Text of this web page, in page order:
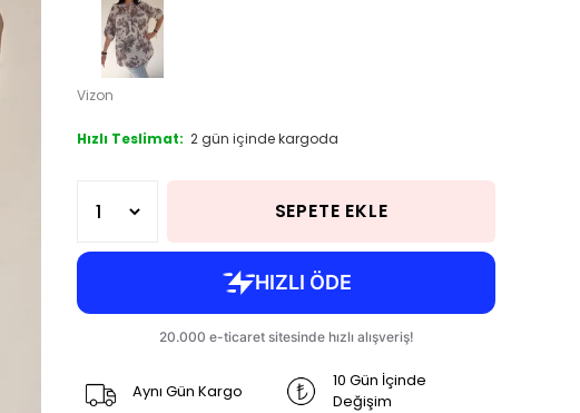
Vizon
Hızlı Teslimat: 2 gün içinde kargoda
SEPETE EKLE
Aynı Gün Kargo
10 Gün İçinde
Değişim